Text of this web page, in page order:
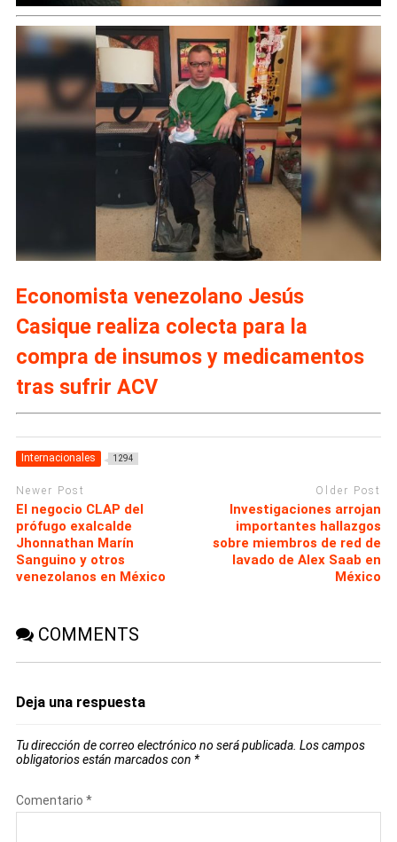
Economista venezolano Jesús
Casique realiza colecta para la
compra de insumos y medicamentos
tras sufrir ACV
Internacionales 1294
Newer Post
El negocio CLAP del
prófugo exalcalde
Jhonnathan Marín
Sanguino y otros
venezolanos en México
Older Post
Investigaciones arrojan
importantes hallazgos
sobre miembros de red de
lavado de Alex Saab en
México
COMMENTS
Deja una respuesta
Tu dirección de correo electrónico no será publicada. Los campos
obligatorios están marcados con *
Comentario *